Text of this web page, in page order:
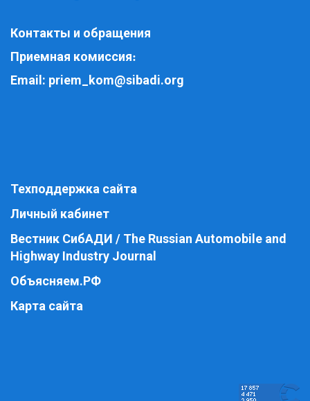
Контакты и обращения
Приемная комиссия:
Email: priem_kom@sibadi.org
Техподдержка сайта
Личный кабинет
Вестник СибАДИ / The Russian Automobile and
Highway Industry Journal
Объясняем.РФ
Карта сайта